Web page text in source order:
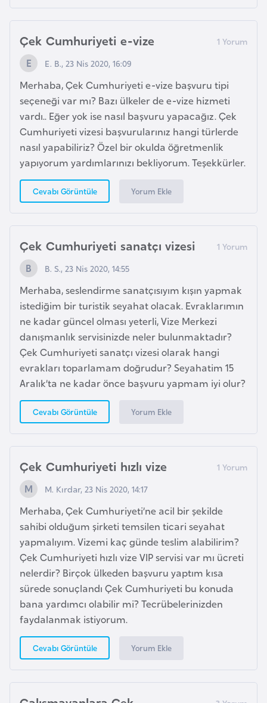
Çek Cumhuriyeti e-vize
E. B., 23 Nis 2020, 16:09
Merhaba, Çek Cumhuriyeti e-vize başvuru tipi
seçeneği var mı? Bazı ülkeler de e-vize hizmeti
vardı.. Eğer yok ise nasıl başvuru yapacağız. Çek
Cumhuriyeti vizesi başvurularınız hangi türlerde
nasıl yapabiliriz? Özel bir okulda öğretmenlik
yapıyorum yardımlarınızı bekliyorum. Teşekkürler.
Cevabı Görüntüle Yorum Ekle
Çek Cumhuriyeti sanatçı vizesi
B. S., 23 Nis 2020, 14:55
Merhaba, seslendirme sanatçısıyım kışın yapmak
istediğim bir turistik seyahat olacak. Evraklarımın
ne kadar güncel olması yeterli, Vize Merkezi
danışmanlık servisinizde neler bulunmaktadır?
Çek Cumhuriyeti sanatçı vizesi olarak hangi
evrakları toparlamam doğrudur? Seyahatim 15
Aralık’ta ne kadar önce başvuru yapmam iyi olur?
Cevabı Görüntüle Yorum Ekle
Çek Cumhuriyeti hızlı vize
M. Kırdar, 23 Nis 2020, 14:17
Merhaba, Çek Cumhuriyeti’ne acil bir şekilde
sahibi olduğum şirketi temsilen ticari seyahat
yapmalıyım. Vizemi kaç günde teslim alabilirim?
Çek Cumhuriyeti hızlı vize VIP servisi var mı ücreti
nelerdir? Birçok ülkeden başvuru yaptım kısa
sürede sonuçlandı Çek Cumhuriyeti bu konuda
bana yardımcı olabilir mi? Tecrübelerinizden
faydalanmak istiyorum.
Cevabı Görüntüle Yorum Ekle
z
l
a
n
d
a
a
b
y
a
K
m
e
r
u
a
n
a
d
a
K
a
r
a
d
a
ğ
K
e